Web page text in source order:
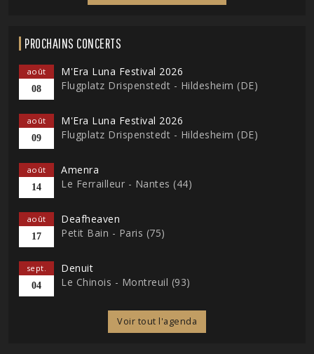
PROCHAINS CONCERTS
août
08
M'Era Luna Festival 2026
Flugplatz Drispenstedt - Hildesheim (DE)
août
09
M'Era Luna Festival 2026
Flugplatz Drispenstedt - Hildesheim (DE)
août
14
Amenra
Le Ferrailleur - Nantes (44)
août
17
Deafheaven
Petit Bain - Paris (75)
sept.
04
Denuit
Le Chinois - Montreuil (93)
Voir tout l'agenda